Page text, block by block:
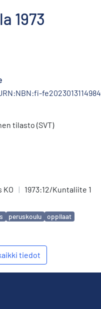
1973
fe2023013114984
tilasto (SVT)
| 1973:12/Kuntaliite 1
peruskoulu oppilaat
tiedot